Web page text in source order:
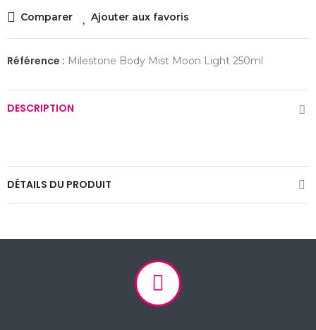
Comparer Ajouter aux favoris
Référence : Milestone Body Mist Moon Light 250ml
DESCRIPTION
DÉTAILS DU PRODUIT